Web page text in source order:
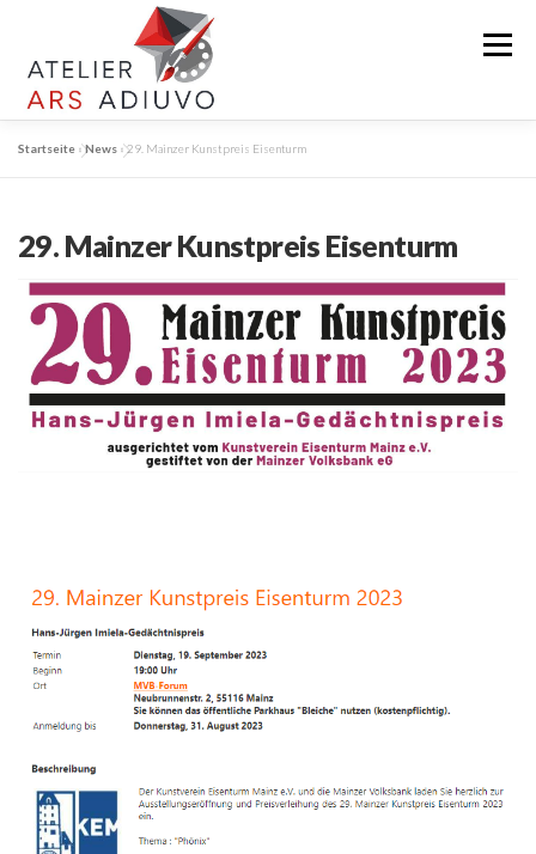
springen
Menü
KÜNSTLERIN
ATELIER WORKSHOPS KONTAKT
Startseite »News »29. Mainzer Kunstpreis Eisenturm
29. Mainzer Kunstpreis Eisenturm